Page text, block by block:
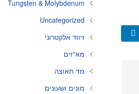
Tungsten & Molybdenum
Uncategorized
זיווד אלקטרוני
מא"זים
מד תאוצה
מונים ושעונים